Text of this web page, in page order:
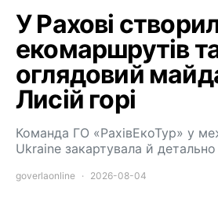
У Рахові
екомаршрутів
оглядовий
Лисій горі
Команда ГО «РахівЕкоТур» у
Ukraine закартувала й
goverlaonline 2026-08-04